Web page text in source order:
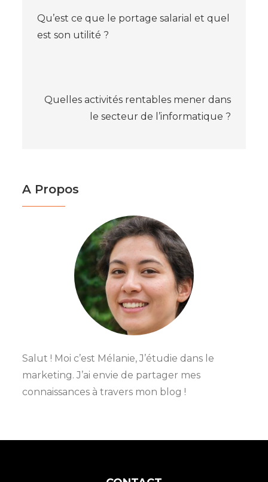
de
Qu’est ce que le portage salarial et quel
est son utilité ?
Quelles activités rentables mener dans
le secteur de l’informatique ?
A Propos
Salut ! Moi c’est Mélanie, J’étudie dans le
marketing. J’ai envie de partager mes
connaissances à travers mon blog !